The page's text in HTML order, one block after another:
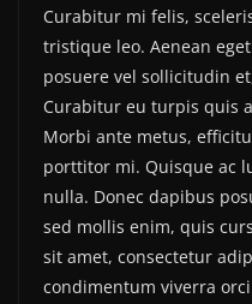
Curabitur mi felis,
tristique leo. Aenean
posuere vel sollicitudin
Curabitur eu turpis quis
Morbi ante metus,
porttitor mi. Quisque ac
nulla. Donec dapibus
sed mollis enim, quis
sit amet, consectetur
condimentum viverra